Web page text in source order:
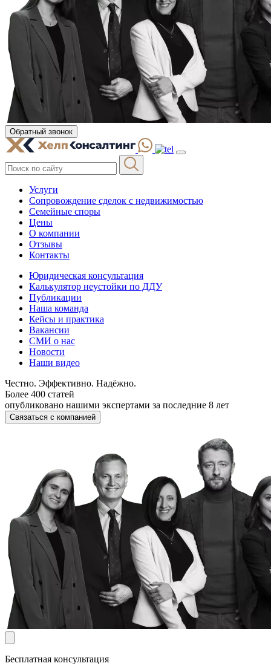
Обратный звонок
Услуги
Сопровождение сделок с недвижимостью
Семейные споры
Цены
О компании
Отзывы
Контакты
Юридическая консультация
Калькулятор неустойки по ДДУ
Публикации
Наша команда
Кейсы и практика
Вакансии
СМИ о нас
Новости
Наши видео
Честно. Эффективно. Надёжно.
Более 400 статей
опубликовано нашими экспертами за последние 8 лет
Связаться с компанией
Бесплатная консультация